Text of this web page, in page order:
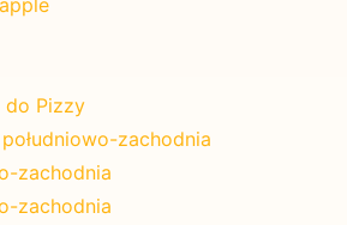
do Pizzy
zachodnia
zachodnia
zachodnia